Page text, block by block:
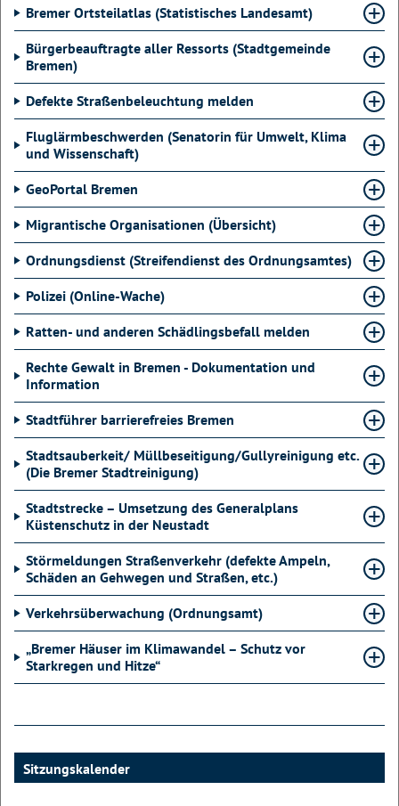
Bremer Ortsteilatlas (Statistisches Landesamt)
Bürgerbeauftragte aller Ressorts (Stadtgemeinde
Bremen)
Defekte Straßenbeleuchtung melden
Fluglärmbeschwerden (Senatorin für Umwelt, Klima
und Wissenschaft)
GeoPortal Bremen
Migrantische Organisationen (Übersicht)
Ordnungsdienst (Streifendienst des Ordnungsamtes)
Polizei (Online-Wache)
Ratten- und anderen Schädlingsbefall melden
Rechte Gewalt in Bremen - Dokumentation und
Information
Stadtführer barrierefreies Bremen
Stadtsauberkeit/ Müllbeseitigung/Gullyreinigung etc.
(Die Bremer Stadtreinigung)
Stadtstrecke – Umsetzung des Generalplans
Küstenschutz in der Neustadt
Störmeldungen Straßenverkehr (defekte Ampeln,
Schäden an Gehwegen und Straßen, etc.)
Verkehrsüberwachung (Ordnungsamt)
„Bremer Häuser im Klimawandel – Schutz vor
Starkregen und Hitze“
Sitzungskalender